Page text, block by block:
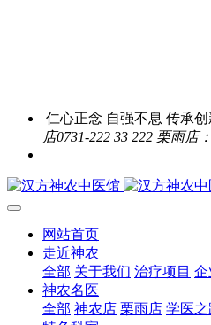
仁心正念 自强不息 传承
店0731-222 33 222 栗雨店
网站首页
走近神农
全部 关于我们 治疗项目 企
神农名医
全部 神农店 栗雨店 学医之